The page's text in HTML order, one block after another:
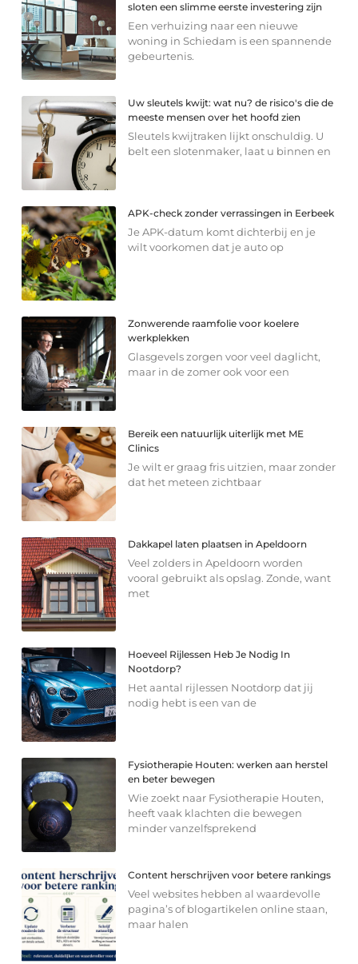
sloten een slimme eerste investering zijn
Een verhuizing naar een nieuwe
woning in Schiedam is een spannende
gebeurtenis.
Uw sleutels kwijt: wat nu? de risico's die de
meeste mensen over het hoofd zien
Sleutels kwijtraken lijkt onschuldig. U
belt een slotenmaker, laat u binnen en
APK-check zonder verrassingen in Eerbeek
Je APK-datum komt dichterbij en je
wilt voorkomen dat je auto op
Zonwerende raamfolie voor koelere
werkplekken
Glasgevels zorgen voor veel daglicht,
maar in de zomer ook voor een
Bereik een natuurlijk uiterlijk met ME
Clinics
Je wilt er graag fris uitzien, maar zonder
dat het meteen zichtbaar
Dakkapel laten plaatsen in Apeldoorn
Veel zolders in Apeldoorn worden
vooral gebruikt als opslag. Zonde, want
met
Hoeveel Rijlessen Heb Je Nodig In
Nootdorp?
Het aantal rijlessen Nootdorp dat jij
nodig hebt is een van de
Fysiotherapie Houten: werken aan herstel
en beter bewegen
Wie zoekt naar Fysiotherapie Houten,
heeft vaak klachten die bewegen
minder vanzelfsprekend
Content herschrijven voor betere rankings
Veel websites hebben al waardevolle
pagina’s of blogartikelen online staan,
maar halen